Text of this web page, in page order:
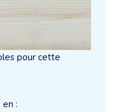
pour cette
: